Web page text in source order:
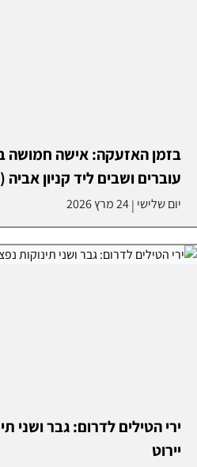
בזמן האזעקה: אישה חמושה
עוברים ושבים ליד קניון אביה
יום שלישי |24 מרץ 2026
ירי הטילים לדרום: גבר ושני
יירוט